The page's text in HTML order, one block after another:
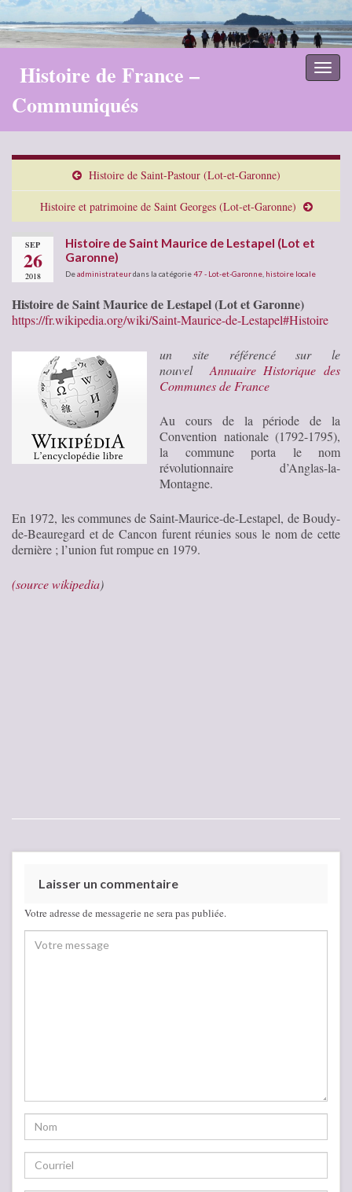
Histoire de France –
Communiqués
Histoire de Saint-Pastour (Lot-et-Garonne)
Histoire et patrimoine de Saint Georges (Lot-et-Garonne)
SEP
26
2018
Histoire de Saint Maurice de Lestapel (Lot et
Garonne)
Deadministrateurdans la catégorie47 - Lot-et-Garonne histoire locale
Histoire de Saint Maurice de Lestapel (Lot et Garonne)
https://fr.wikipedia.org/wiki/Saint-Maurice-de-Lestapel#Histoire
un site référencé sur le
nouvel Annuaire Historique des
Communes de France
Au cours de la période de la
Convention nationale (1792-1795),
la commune porta le nom
révolutionnaire d’Anglas-la-
Montagne.
En 1972, les communes de Saint-Maurice-de-Lestapel, de Boudy-
de-Beauregard et de Cancon furent réunies sous le nom de cette
dernière ; l’union fut rompue en 1979.
(source wikipedia)
Laisser un commentaire
Votre adresse de messagerie ne sera pas publiée.